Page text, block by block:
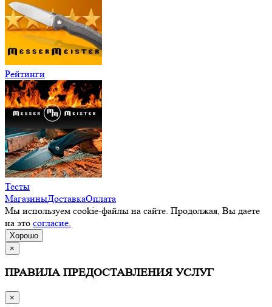
Рейтинги
Тесты
МагазиныДоставкаОплата
Мы используем cookie-файлы на сайте. Продолжая, Вы даете
на это согласие.
Хорошо
×
ПРАВИЛА ПРЕДОСТАВЛЕНИЯ УСЛУГ
×